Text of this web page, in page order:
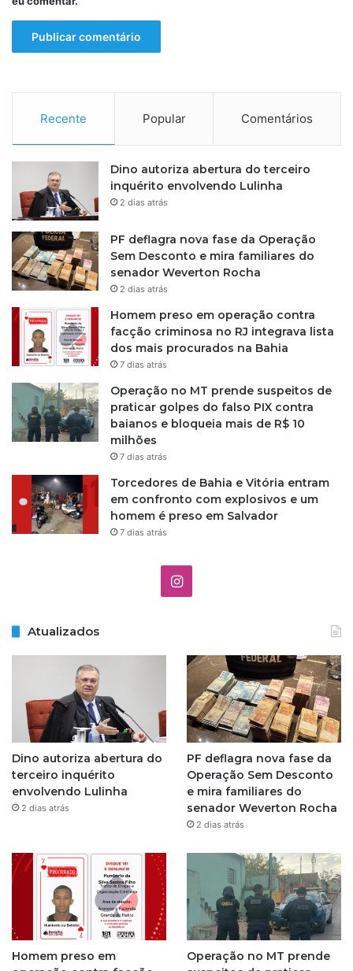
Recente Popular Comentários
Dino autoriza abertura do terceiro
inquérito envolvendo Lulinha
2 dias atrás
PF deflagra nova fase da Operação
Sem Desconto e mira familiares do
senador Weverton Rocha
2 dias atrás
Homem preso em operação contra
facção criminosa no RJ integrava lista
dos mais procurados na Bahia
7 dias atrás
Operação no MT prende suspeitos de
praticar golpes do falso PIX contra
baianos e bloqueia mais de R$ 10
milhões
7 dias atrás
Torcedores de Bahia e Vitória entram
em confronto com explosivos e um
homem é preso em Salvador
7 dias atrás
I
t
a
g
r
a
m
Atualizados
Dino autoriza abertura do
terceiro inquérito
envolvendo Lulinha
2 dias atrás
PF deflagra nova fase da
Operação Sem Desconto
e mira familiares do
senador Weverton Rocha
2 dias atrás
Homem preso em
Operação no MT prende